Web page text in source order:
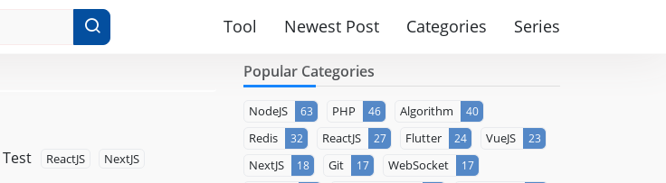
Tool Newest Post Categories Series
Test ReactJS NextJS
Popular Categories
NodeJS 63 PHP 46 Algorithm 40
Redis 32 ReactJS 27 Flutter 24 VueJS 23
NextJS 18 Git 17 WebSocket 17